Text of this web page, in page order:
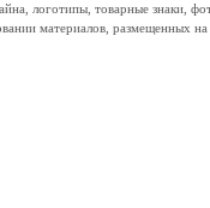
логотипы, товарные знаки,
материалов, размещенных